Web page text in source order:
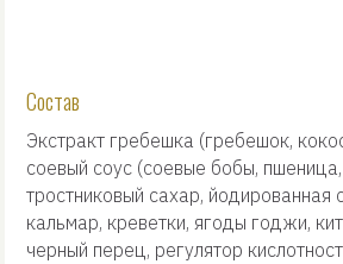
Состав
Экстракт гребешка (гребешок,
соевый соус (соевые бобы,
тростниковый сахар, йодированная
кальмар, креветки, ягоды годжи,
черный перец, регулятор